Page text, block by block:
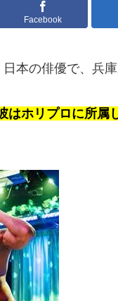
Facebook
日本の俳優で、兵
はホリプロに所属